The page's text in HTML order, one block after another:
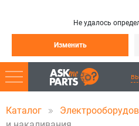
Не удалось
Изменить
Каталог